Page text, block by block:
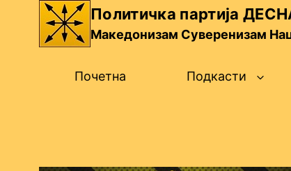
content
Политичка партија
Македонизам Суверенизам
Почетна Подкасти